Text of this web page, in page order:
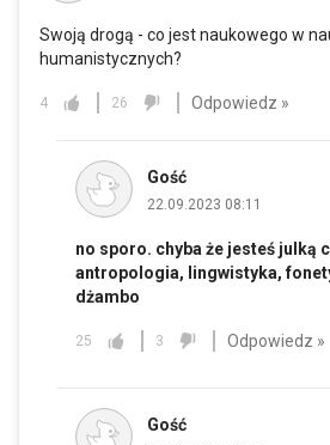
Swoją drogą - co jest naukowego w
humanistycznych?
4 26 Odpowiedz »
Gość
22.09.2023 08:11
no sporo. chyba że jesteś julką
antropologia, lingwistyka,
dżambo
25 3 Odpowiedz »
Gość